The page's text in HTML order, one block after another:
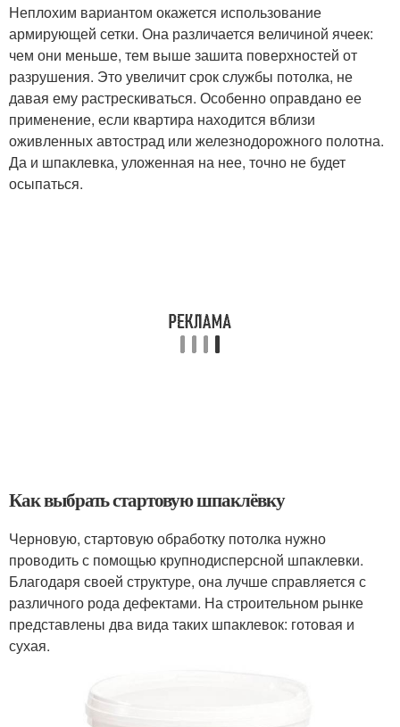
Неплохим вариантом окажется использование
армирующей сетки. Она различается величиной ячеек:
чем они меньше, тем выше зашита поверхностей от
разрушения. Это увеличит срок службы потолка, не
давая ему растрескиваться. Особенно оправдано ее
применение, если квартира находится вблизи
оживленных автострад или железнодорожного полотна.
Да и шпаклевка, уложенная на нее, точно не будет
осыпаться.
Как выбрать стартовую шпаклёвку
Черновую, стартовую обработку потолка нужно
проводить с помощью крупнодисперсной шпаклевки.
Благодаря своей структуре, она лучше справляется с
различного рода дефектами. На строительном рынке
представлены два вида таких шпаклевок: готовая и
сухая.